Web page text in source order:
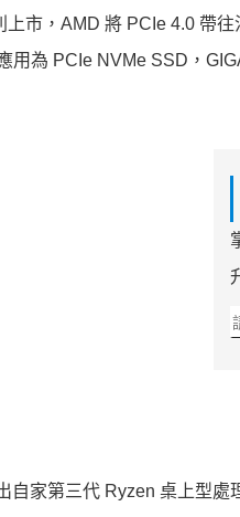
市，AMD 將 PCIe 4.0 帶
用為 PCIe NVMe SSD，
自家第三代 Ryzen 桌上型